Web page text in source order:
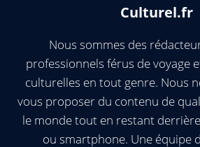
Culturel.fr
Nous sommes des
professionnels férus de voyage
culturelles en tout genre. Nous
vous proposer du contenu de
le monde tout en restant
ou smartphone. Une équipe